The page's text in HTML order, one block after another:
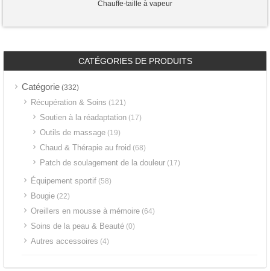
Chauffe-taille à vapeur
CATÉGORIES DE PRODUITS
Catégorie (332)
Récupération & Soins (121)
Soutien à la réadaptation (17)
Outils de massage (19)
Chaud & Thérapie au froid (68)
Patch de soulagement de la douleur (17)
Équipement sportif (58)
Bougie (22)
Oreillers en mousse à mémoire (64)
Soins de la peau & Beauté (0)
Autres accessoires (4)